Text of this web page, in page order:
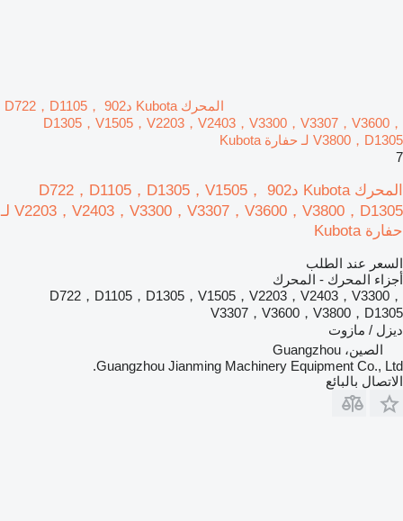
المحرك Kubota د902 D722，D1105，
D1305，V1505，V2203，V2403，V3300，V3307，V3600，
V3800，D1305 لـ حفارة Kubota
7
المحرك Kubota د902 D722，D1105，D1305，V1505，
V2203，V2403，V3300，V3307，V3600，V3800，D1305 لـ
حفارة Kubota
السعر عند الطلب
أجزاء المحرك - المحرك
D722，D1105，D1305，V1505，V2203，V2403，V3300，
V3307，V3600，V3800，D1305
ديزل / مازوت
الصين، Guangzhou
Guangzhou Jianming Machinery Equipment Co., Ltd.
الاتصال بالبائع